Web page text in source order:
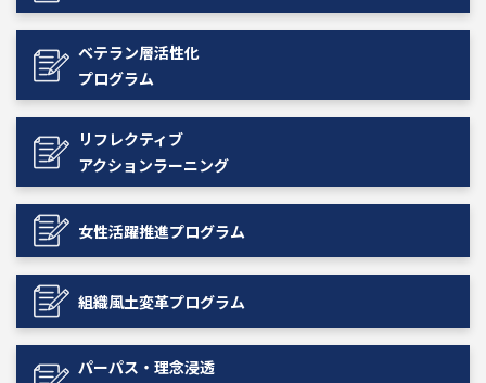
ベテラン層活性化
プログラム
リフレクティブ
アクションラーニング
女性活躍推進プログラム
組織風土変革プログラム
パーパス・理念浸透